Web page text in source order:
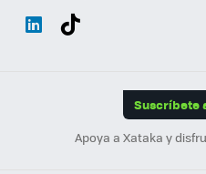
Suscríbete
Apoya a Xataka y